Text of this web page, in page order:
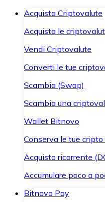
Acquista Criptovalute
Acquista le
Vendi Criptovalute
Converti le tue
Scambia (Swap)
Scambia una
Wallet Bitnovo
Conserva le tue
Acquisto ricorrente
Accumulare poco a
Bitnovo Pay